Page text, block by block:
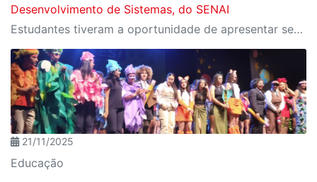
Desenvolvimento de Sistemas, do SENAI
Estudantes tiveram a oportunidade de apresentar seus projetos para representantes de indústrias e empresários da região
21/11/2025
Educação